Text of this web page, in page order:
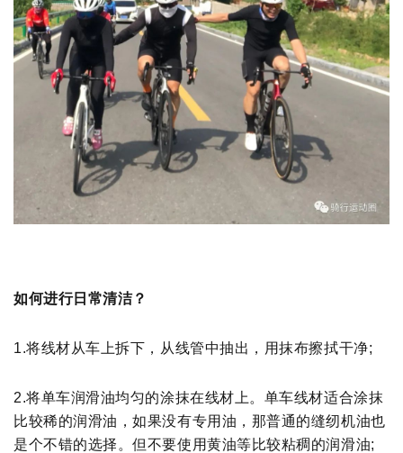
如何进行日常清洁？
1.将线材从车上拆下，从线管中抽出，用抹布擦拭干净;
2.将单车润滑油均匀的涂抹在线材上。单车线材适合涂抹
比较稀的润滑油，如果没有专用油，那普通的缝纫机油也
是个不错的选择。但不要使用黄油等比较粘稠的润滑油;